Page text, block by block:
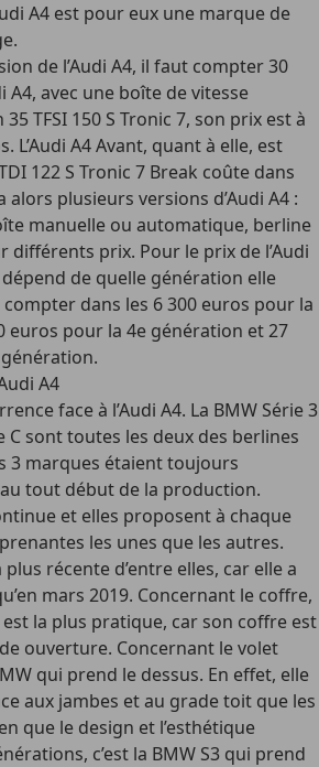
A4 est pour eux une marque de
de l’Audi A4, il faut compter 30
A4, avec une boîte de vitesse
TFSI 150 S Tronic 7, son prix est à
L’Audi A4 Avant, quant à elle, est
122 S Tronic 7 Break coûte dans
alors plusieurs versions d’Audi A4 :
manuelle ou automatique, berline
différents prix. Pour le prix de l’Audi
dépend de quelle génération elle
dans les 6 300 euros pour la
euros pour la 4e génération et 27
A4
face à l’Audi A4. La BMW Série 3
C sont toutes les deux des berlines
3 marques étaient toujours
tout début de la production.
et elles proposent à chaque
les unes que les autres.
plus récente d’entre elles, car elle a
mars 2019. Concernant le coffre,
est la plus pratique, car son coffre est
ouverture. Concernant le volet
qui prend le dessus. En effet, elle
aux jambes et au grade toit que les
que le design et l’esthétique
c’est la BMW S3 qui prend